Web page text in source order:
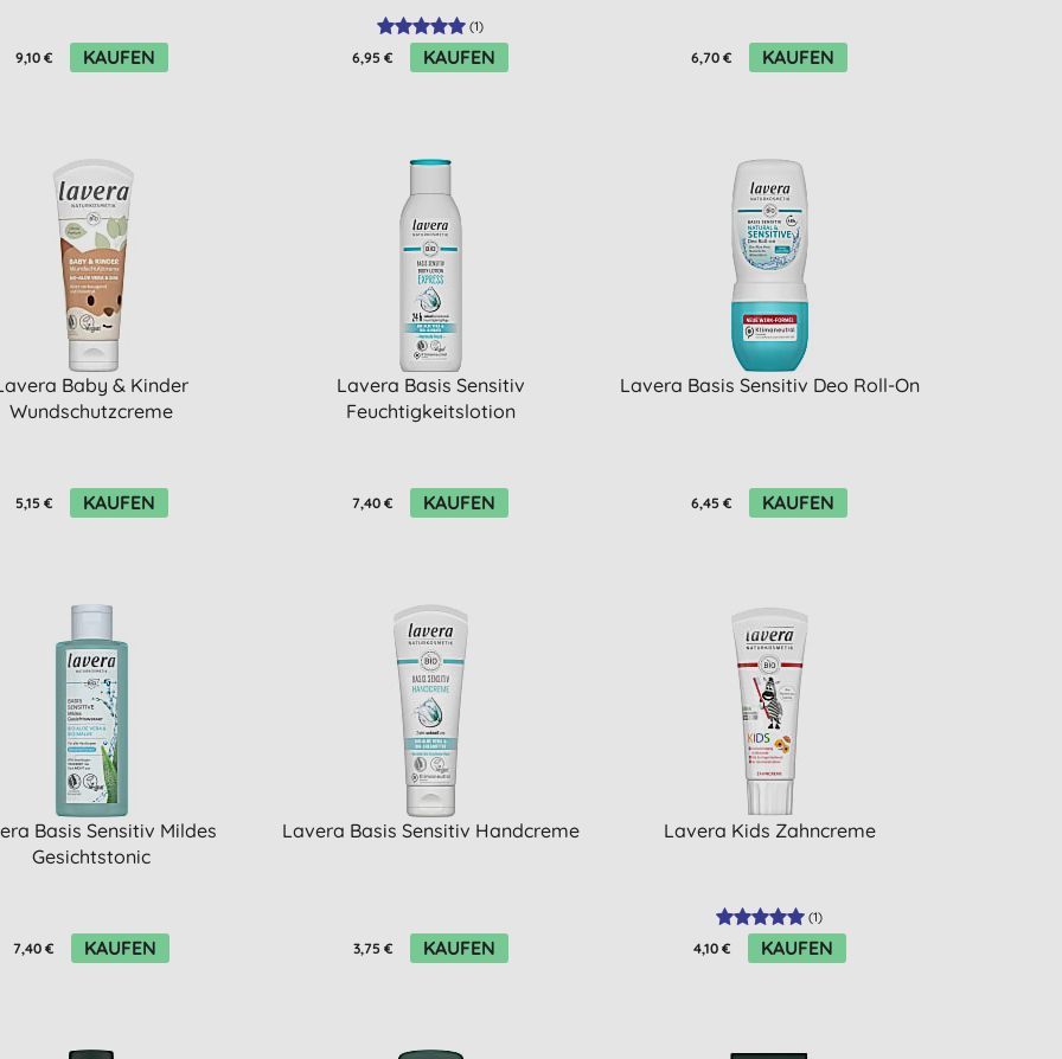
9,10 € KAUFEN
(1)
6,95 € KAUFEN 6,70 € KAUFEN
Baby & Kinder
Wundschutzcreme
5,15 € KAUFEN
Lavera Basis Sensitiv
Feuchtigkeitslotion
7,40 € KAUFEN
Lavera Basis Sensitiv Deo Roll-On
6,45 € KAUFEN
Basis Sensitiv Mildes
Gesichtstonic
7,40 € KAUFEN
Lavera Basis Sensitiv Handcreme
3,75 € KAUFEN
Lavera Kids Zahncreme
(1)
4,10 € KAUFEN